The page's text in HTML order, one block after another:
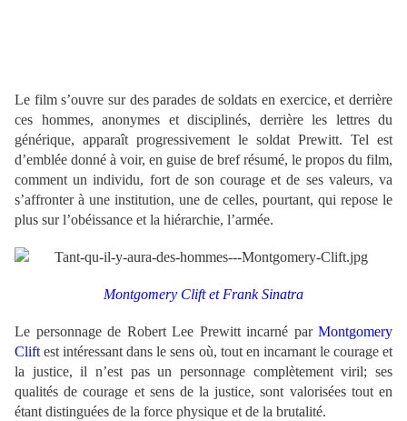
Le film s’ouvre sur des parades de soldats en exercice, et derrière
ces hommes, anonymes et disciplinés, derrière les lettres du
générique, apparaît progressivement le soldat Prewitt. Tel est
d’emblée donné à voir, en guise de bref résumé, le propos du film,
comment un individu, fort de son courage et de ses valeurs, va
s’affronter à une institution, une de celles, pourtant, qui repose le
plus sur l’obéissance et la hiérarchie, l’armée.
Montgomery Clift et Frank Sinatra
Le personnage de Robert Lee Prewitt incarné par Montgomery
Clift est intéressant dans le sens où, tout en incarnant le courage et
la justice, il n’est pas un personnage complètement viril; ses
qualités de courage et sens de la justice, sont valorisées tout en
étant distinguées de la force physique et de la brutalité.